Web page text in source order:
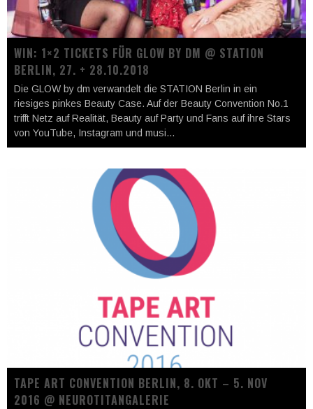
WIN: 1×2 TICKETS FÜR GLOW BY DM @ STATION
BERLIN, 27. + 28.10.2018
Die GLOW by dm verwandelt die STATION Berlin in ein
riesiges pinkes Beauty Case. Auf der Beauty Convention No.1
trifft Netz auf Realität, Beauty auf Party und Fans auf ihre Stars
von YouTube, Instagram und musi...
TAPE ART CONVENTION BERLIN, 8. OKT – 5. NOV
2016 @ NEUROTITANGALERIE